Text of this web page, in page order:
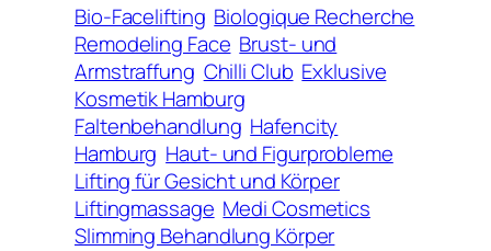
Bio-Facelifting Biologique Recherche
Remodeling Face Brust- und
Armstraffung Chilli Club Exklusive
Kosmetik Hamburg
Faltenbehandlung Hafencity
Hamburg Haut- und Figurprobleme
Lifting für Gesicht und Körper
Liftingmassage Medi Cosmetics
Slimming Behandlung Körper